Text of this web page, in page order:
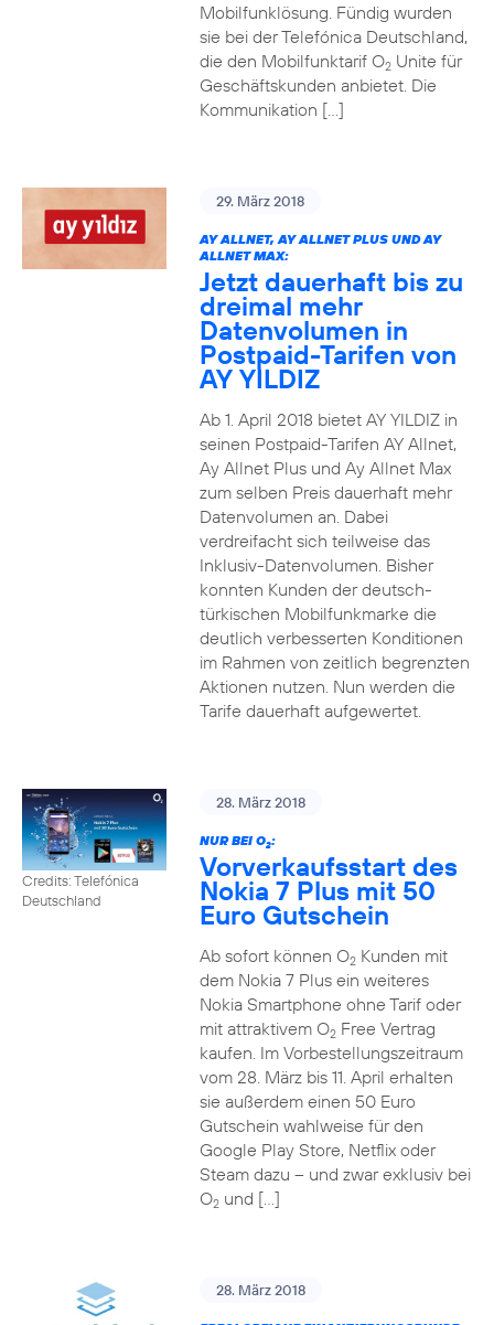
Mobilfunklösung. Fündig wurden
sie bei der Telefónica Deutschland,
die den Mobilfunktarif O2Unite für
Geschäftskunden anbietet. Die
Kommunikation […]
29. März 2018
AY ALLNET, AY ALLNET PLUS UND AY
ALLNET MAX:
Jetzt dauerhaft bis zu
dreimal mehr
Datenvolumen in
Postpaid-Tarifen von
AY YILDIZ
Ab 1. April 2018 bietet AY YILDIZ in
seinen Postpaid-Tarifen AY Allnet,
Ay Allnet Plus und Ay Allnet Max
zum selben Preis dauerhaft mehr
Datenvolumen an. Dabei
verdreifacht sich teilweise das
Inklusiv-Datenvolumen. Bisher
konnten Kunden der deutsch-
türkischen Mobilfunkmarke die
deutlich verbesserten Konditionen
im Rahmen von zeitlich begrenzten
Aktionen nutzen. Nun werden die
Tarife dauerhaft aufgewertet.
Credits: Telefónica
Deutschland
28. März 2018
NUR BEI O2:
Vorverkaufsstart des
Nokia 7 Plus mit 50
Euro Gutschein
Ab sofort können O2Kunden mit
dem Nokia 7 Plus ein weiteres
Nokia Smartphone ohne Tarif oder
mit attraktivem O2Free Vertrag
kaufen. Im Vorbestellungszeitraum
vom 28. März bis 11. April erhalten
sie außerdem einen 50 Euro
Gutschein wahlweise für den
Google Play Store, Netflix oder
Steam dazu – und zwar exklusiv bei
O2und […]
28. März 2018